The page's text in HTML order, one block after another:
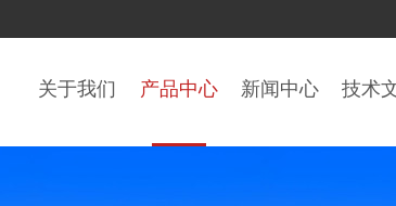
关于我们 产品中心 新闻中心 技术